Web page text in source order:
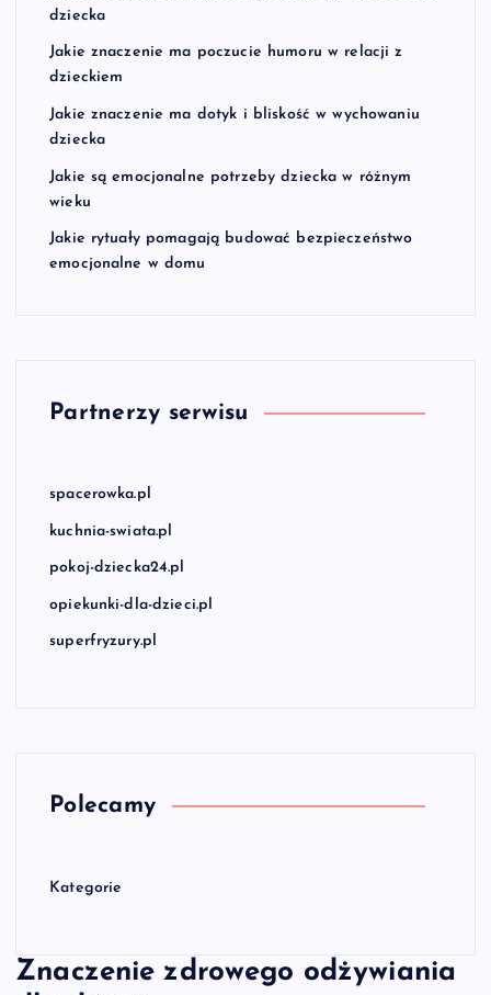
dziecka
Jakie znaczenie ma poczucie humoru w relacji z
dzieckiem
Jakie znaczenie ma dotyk i bliskość w wychowaniu
dziecka
Jakie są emocjonalne potrzeby dziecka w różnym
wieku
Jakie rytuały pomagają budować bezpieczeństwo
emocjonalne w domu
Partnerzy serwisu
spacerowka.pl
kuchnia-swiata.pl
pokoj-dziecka24.pl
opiekunki-dla-dzieci.pl
superfryzury.pl
Polecamy
Kategorie
Znaczenie zdrowego odżywiania